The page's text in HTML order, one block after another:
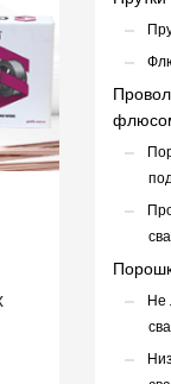
Не